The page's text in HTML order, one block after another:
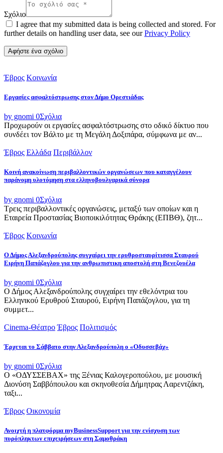
Σχόλιο
I agree that my submitted data is being collected and stored. For
further details on handling user data, see ourPrivacy Policy
Έβρος Κοινωνία
Εργασίες ασφαλτόστρωσης στον Δήμο Ορεστιάδας
by gnomi 0Σχόλια
Προχωρούν οι εργασίες ασφαλτόστρωσης στο οδικό δίκτυο που
συνδέει τον Βάλτο με τη Μεγάλη Δοξιπάρα, σύμφωνα με αν...
Έβρος Ελλάδα Περιβάλλον
Κοινή ανακοίνωση περιβαλλοντικών οργανώσεων που καταγγέλουν
παράνομη υλοτόμηση στα ελληνοβουλγαρικά σύνορα
by gnomi 0Σχόλια
Τρεις περιβαλλοντικές οργανώσεις, μεταξύ των οποίων και η
Εταιρεία Προστασίας Βιοποικιλότητας Θράκης (ΕΠΒΘ), ζητ...
Έβρος Κοινωνία
Ο Δήμος Αλεξανδρούπολης συγχαίρει την ερυθροσταυρίτισσα Σταυρού
Ειρήνη Παπάζογλου για την ανθρωπιστικη αποστολή στη Βενεζουέλα
by gnomi 0Σχόλια
Ο Δήμος Αλεξανδρούπολης συγχαίρει την εθελόντρια του
Ελληνικού Ερυθρού Σταυρού, Ειρήνη Παπάζογλου, για τη
συμμετ...
Cinema-Θέατρο Έβρος Πολιτισμός
Έρχεται το Σάββατο στην Αλεξανδρούπολη ο «Οδυσσεβάχ»
by gnomi 0Σχόλια
Ο «ΟΔΥΣΣΕΒΑΧ» της Ξένιας Καλογεροπούλου, με μουσική
Διονύση Σαββόπουλου και σκηνοθεσία Δήμητρας Λαρεντζάκη,
ταξι...
Έβρος Οικονομία
Ανοιχτή η πλατφόρμα myBusinessSupport για την ενίσχυση των
πυρόπληκτων επιχειρήσεων στη Σαμοθράκη